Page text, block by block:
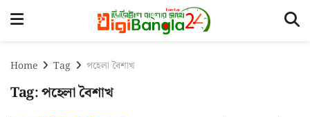
Home Tag পহেলা বৈশাখ
Tag:পহেলা বৈশাখ